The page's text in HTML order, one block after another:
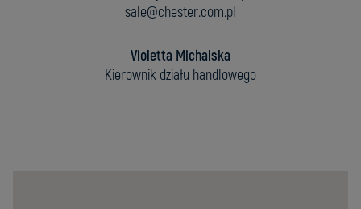
sale@chester.com.pl
Violetta Michalska
Kierownik działu handlowego